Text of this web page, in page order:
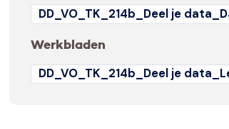
DD_VO_TK_214b_Deel je
Werkbladen
DD_VO_TK_214b_Deel je